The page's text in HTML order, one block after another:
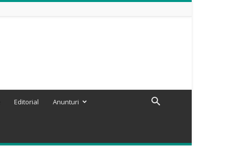
Editorial Anunturi